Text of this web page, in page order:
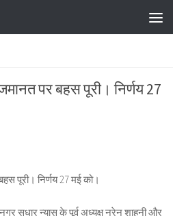
पर बहस पूरी। निर्णय 27
पूरी। निर्णय 27 मई को।
सुधार न्यास के पूर्व अध्यक्ष नरेन शाहनी और